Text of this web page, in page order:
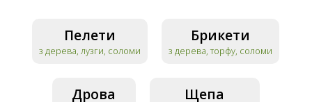
Пелети
з дерева, лузги, соломи
Брикети
з дерева, торфу, соломи
Дрова Щепа